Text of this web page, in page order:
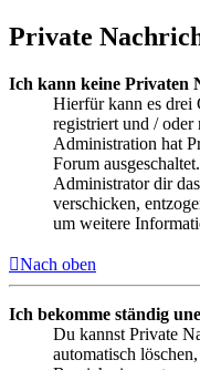
Private
Ich kann keine Privaten
Hierfür kann es drei
registriert und / oder
Administration hat
Forum
Administrator dir
verschicken,
um weitere
Nach oben
Ich bekomme ständig
Du kannst Private
automatisch